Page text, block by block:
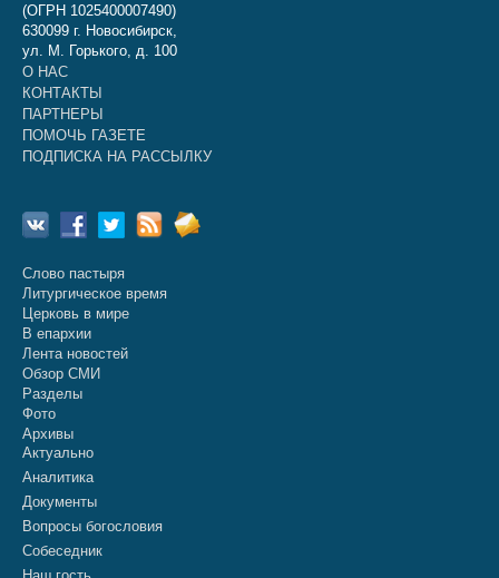
(ОГРН 1025400007490)
630099 г. Новосибирск,
ул. М. Горького, д. 100
О НАС
КОНТАКТЫ
ПАРТНЕРЫ
ПОМОЧЬ ГАЗЕТЕ
ПОДПИСКА НА РАССЫЛКУ
Слово пастыря
Литургическое время
Церковь в мире
В епархии
Лента новостей
Обзор СМИ
Разделы
Фото
Архивы
Актуально
Аналитика
Документы
Вопросы богословия
Собеседник